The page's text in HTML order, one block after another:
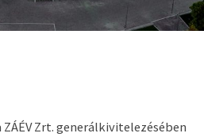
Zrt. generálkivitelezésében